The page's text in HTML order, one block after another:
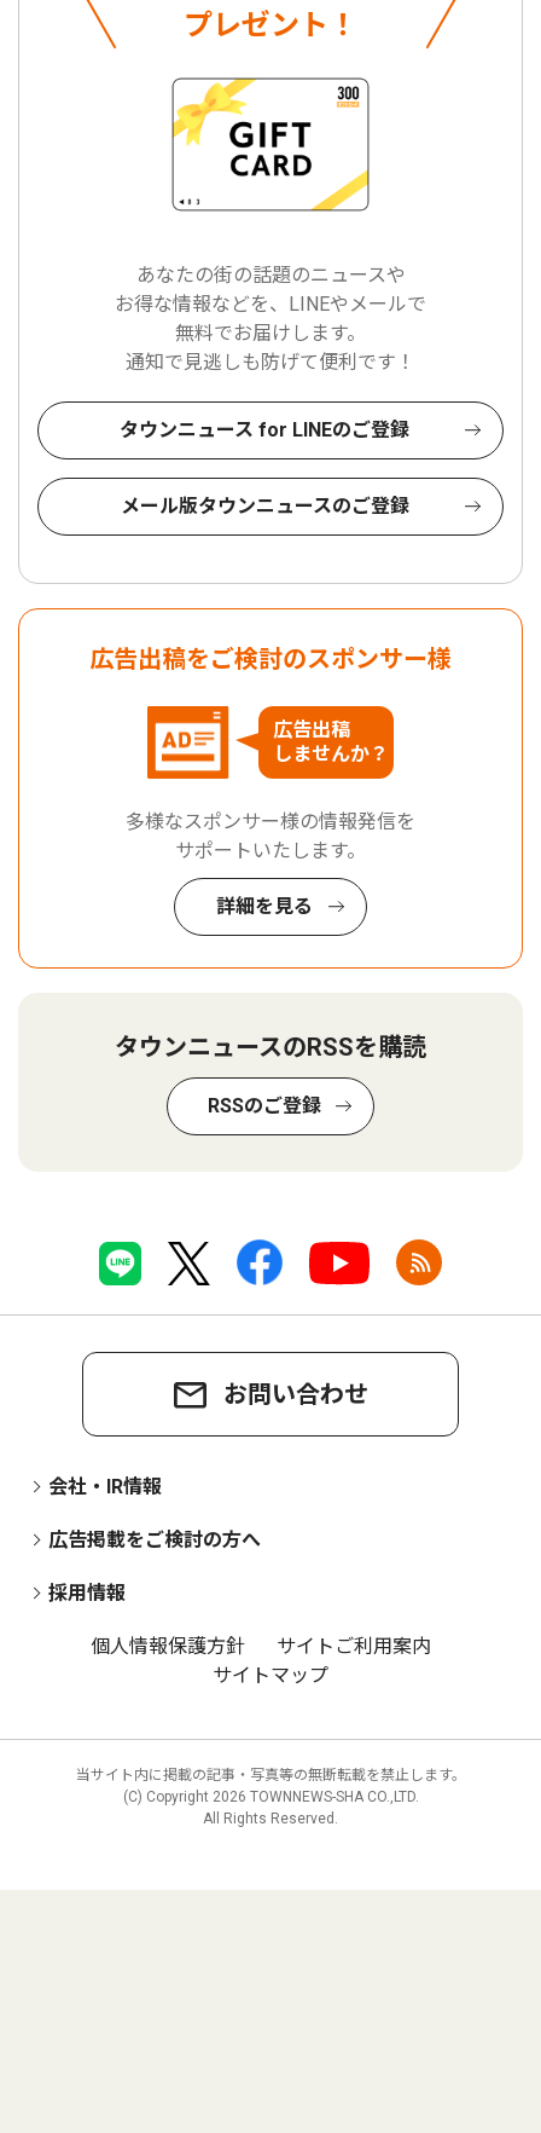
プレゼント！
あなたの街の話題のニュースや
お得な情報などを、LINEやメールで
無料でお届けします。
通知で見逃しも防げて便利です！
タウンニュース for LINEのご登録
メール版タウンニュースのご登録
広告出稿をご検討のスポンサー様
広告出稿
しませんか？
多様なスポンサー様の情報発信を
サポートいたします。
詳細を見る
タウンニュースのRSSを購読
RSSのご登録
お問い合わせ
会社・IR情報
広告掲載をご検討の方へ
採用情報
個人情報保護方針
サイトご利用案内
サイトマップ
当サイト内に掲載の記事・写真等の無断転載を禁止します。
(C) Copyright 2026 TOWNNEWS-SHA CO.,LTD.
All Rights Reserved.